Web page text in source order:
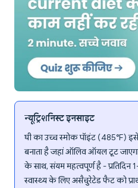
न्यूट्रिशनिस्ट इनसाइट
घी का उच्च स्मोक पॉइंट (485°F)
बनाता है जहां ऑलिव ऑयल टूट
के साथ, संयम महत्वपूर्ण है -
स्वास्थ्य के लिए असैचुरेटेड फैट को